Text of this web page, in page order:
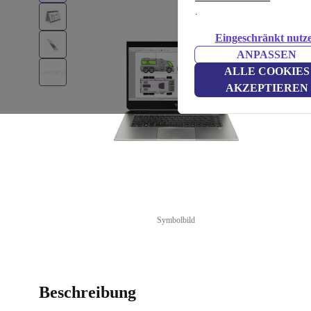
.
Eingeschränkt
ANPASSEN
ALLE COOKIES
AKZEPTIEREN
Symbolbild
Beschreibung